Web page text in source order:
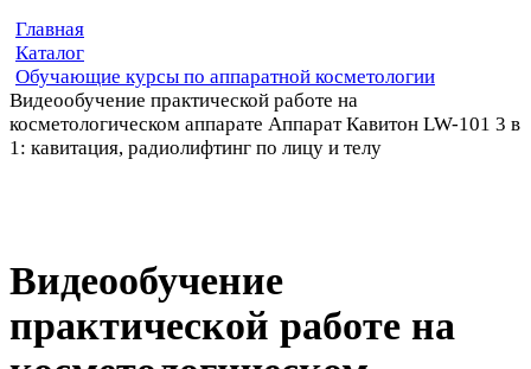
Главная
Каталог
Обучающие курсы по аппаратной косметологии
Видеообучение практической работе на
косметологическом аппарате Аппарат Кавитон LW-101 3 в
1: кавитация, радиолифтинг по лицу и телу
Видеообучение
практической работе на